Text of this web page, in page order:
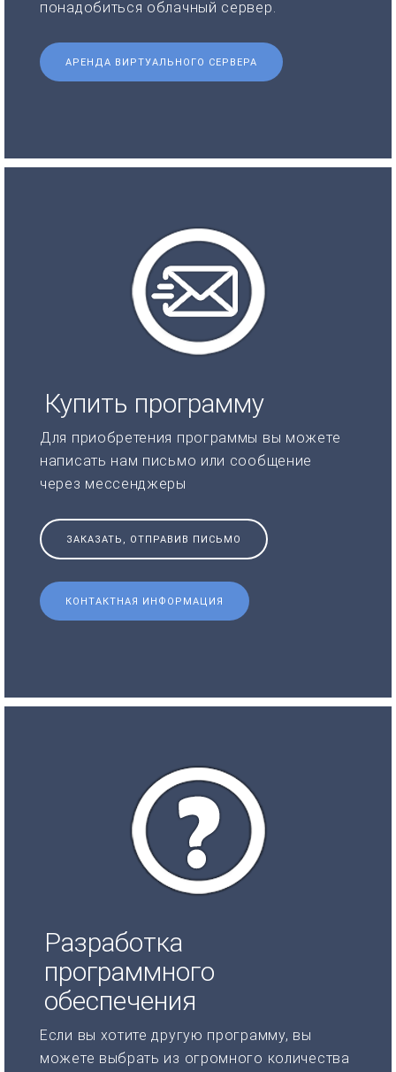
понадобиться облачный сервер.
АРЕНДА ВИРТУАЛЬНОГО СЕРВЕРА
Купить программу
Для приобретения программы вы можете
написать нам письмо или сообщение
через мессенджеры
ЗАКАЗАТЬ, ОТПРАВИВ ПИСЬМО
КОНТАКТНАЯ ИНФОРМАЦИЯ
Разработка
программного
обеспечения
Если вы хотите другую программу, вы
можете выбрать из огромного количества